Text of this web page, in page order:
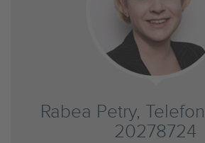
Rabea Petry,
20278724